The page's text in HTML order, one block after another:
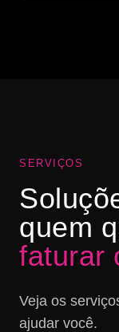
SERVIÇOS
quem
faturar
Veja os
ajudar você.